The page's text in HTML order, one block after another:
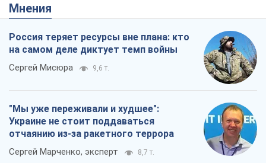
Мнения
Россия теряет ресурсы вне плана: кто
на самом деле диктует темп войны
Сергей Мисюра 9,6 т.
"Мы уже переживали и худшее":
Украине не стоит поддаваться
отчаянию из-за ракетного террора
Сергей Марченко, эксперт 8,7 т.